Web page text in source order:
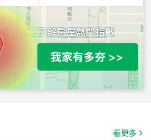
看更多